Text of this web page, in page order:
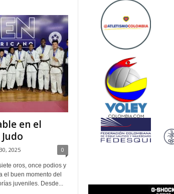
en el
2025 0
oros, once podios y
el buen momento del
juveniles. Desde...